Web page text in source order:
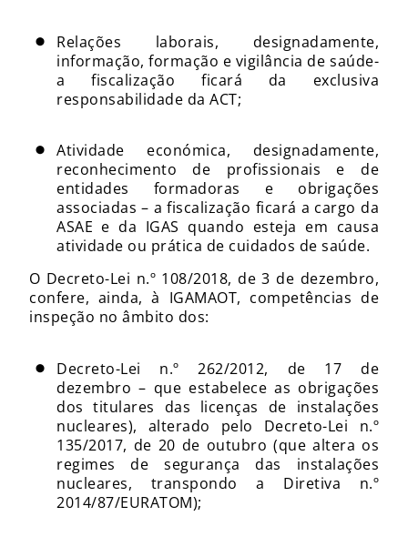
Relações laborais, designadamente,
informação, formação e vigilância de saúde-
a fiscalização ficará da exclusiva
responsabilidade da ACT;
Atividade económica, designadamente,
reconhecimento de profissionais e de
entidades formadoras e obrigações
associadas – a fiscalização ficará a cargo da
ASAE e da IGAS quando esteja em causa
atividade ou prática de cuidados de saúde.
O Decreto-Lei n.º 108/2018, de 3 de dezembro,
confere, ainda, à IGAMAOT, competências de
inspeção no âmbito dos:
Decreto-Lei n.º 262/2012, de 17 de
dezembro – que estabelece as obrigações
dos titulares das licenças de instalações
nucleares), alterado pelo Decreto-Lei n.º
135/2017, de 20 de outubro (que altera os
regimes de segurança das instalações
nucleares, transpondo a Diretiva n.º
2014/87/EURATOM);